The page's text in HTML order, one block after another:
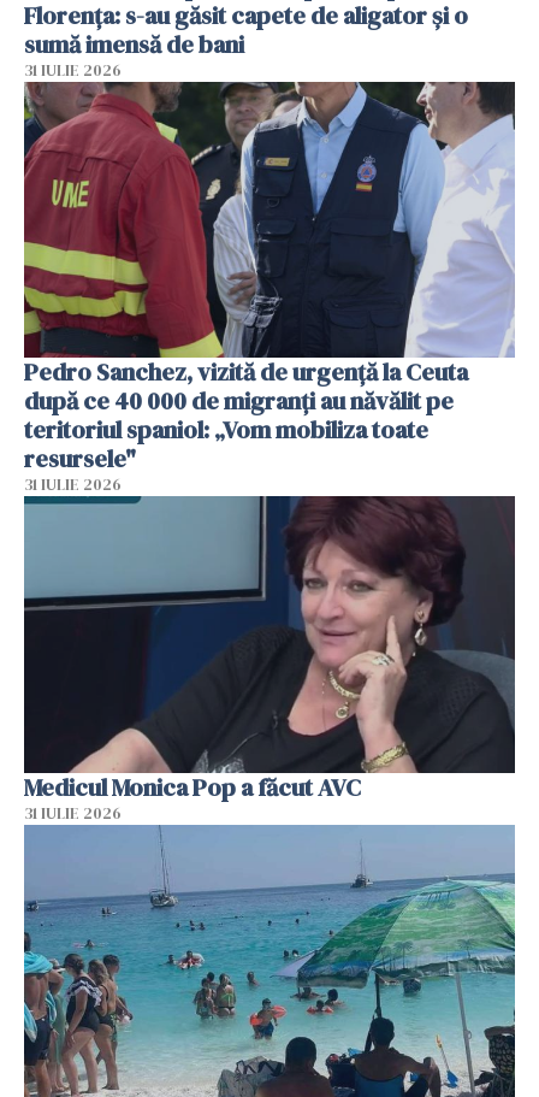
Florența: s-au găsit capete de aligator și o
sumă imensă de bani
31 IULIE 2026
Pedro Sanchez, vizită de urgență la Ceuta
după ce 40 000 de migranți au năvălit pe
teritoriul spaniol: „Vom mobiliza toate
resursele"
31 IULIE 2026
Medicul Monica Pop a făcut AVC
31 IULIE 2026